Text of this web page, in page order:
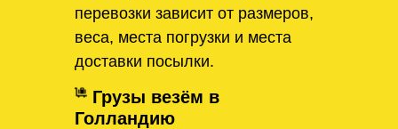
перевозки зависит от размеров,
веса, места погрузки и места
доставки посылки.
Грузы везём в
Голландию